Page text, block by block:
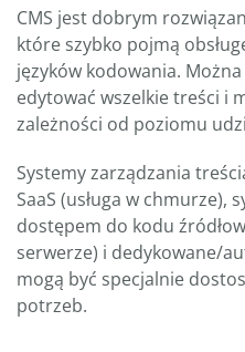
CMS jest dobrym
które szybko pojmą
języków kodowania.
edytować wszelkie treści i
zależności od poziomu
Systemy zarządzania
SaaS (usługa w chmurze),
dostępem do kodu
serwerze) i dedykowane/
mogą być specjalnie
potrzeb.